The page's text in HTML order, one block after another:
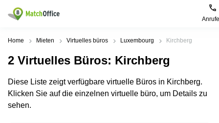
Mieten / Vermieten
Pages
produits
Bureau
Villes
Luxembourg
Esch-
Recherches
Сoworking
Luxembourg
Hilfe
Über uns
Home Mieten Virtuelles büros Luxembourg Kirchberg
2 Virtuelles Büros: Kirchberg
Diese Liste zeigt verfügbare virtuelle Büros in Kirchberg.
Klicken Sie auf die einzelnen virtuelle büro, um Details zu
sehen.